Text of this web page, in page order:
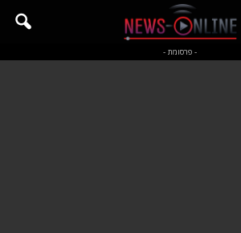
- פרסומת -